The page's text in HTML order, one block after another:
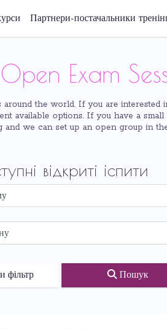
Партнери-постачальники
Open Exam
the world. If you are interested
available options. If you have a
and we can set up an open group in
відкриті іспити
фільтр Пошук